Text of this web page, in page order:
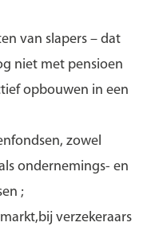
van slapers – dat
niet met pensioen
opbouwen in een
zowel
ondernemings- en
;
verzekeraars